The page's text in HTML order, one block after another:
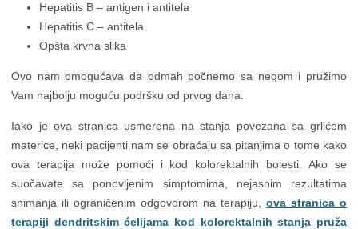
Hepatitis B – antigen i antitela
Hepatitis C – antitela
Opšta krvna slika
Ovo nam omogućava da odmah počnemo sa negom i pružimo
Vam najbolju moguću podršku od prvog dana.
Iako je ova stranica usmerena na stanja povezana sa grlićem
materice, neki pacijenti nam se obraćaju sa pitanjima o tome kako
ova terapija može pomoći i kod kolorektalnih bolesti. Ako se
suočavate sa ponovljenim simptomima, nejasnim rezultatima
snimanja ili ograničenim odgovorom na terapiju, ova stranica o
terapiji dendritskim ćelijama kod kolorektalnih stanja pruža